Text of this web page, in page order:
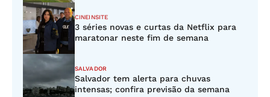
CINEINSITE
3 séries novas e curtas da Netflix para
maratonar neste fim de semana
SALVADOR
Salvador tem alerta para chuvas
intensas; confira previsão da semana